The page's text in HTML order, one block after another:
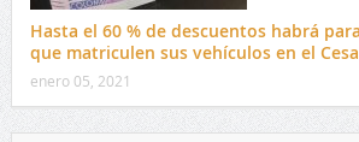
Hasta el 60 % de descuentos habrá
que matriculen sus vehículos en el
enero 05, 2021